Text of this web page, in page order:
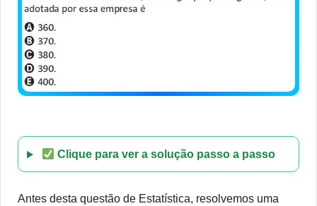
Clique para ver a solução passo a passo
Antes desta questão de Estatística, resolvemos uma